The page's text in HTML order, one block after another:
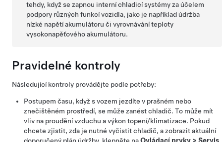
tehdy, když se zapnou interní chladicí systémy za účelem
podpory různých funkcí vozidla, jako je například údržba
nízké napětíakumulátoru či vyrovnávání teploty
vysokonapěťového akumulátoru.
Pravidelné kontroly
Následující kontroly provádějte podle potřeby:
Postupem času, když s vozem jezdíte v prašném nebo
znečištěném prostředí, se může zanést chladič. To může mít
vliv na proudění vzduchu a výkon topení/klimatizace. Pokud
chcete zjistit, zda je nutné vyčistit chladič, a zobrazit aktuální